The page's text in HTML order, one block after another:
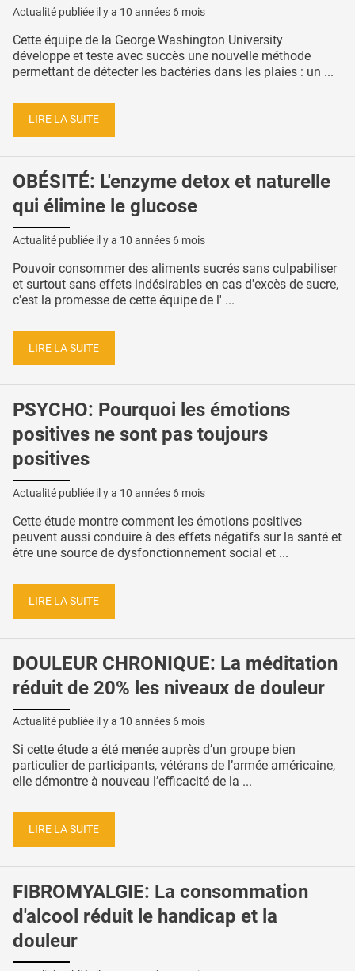
Actualité publiée il y a 10 années 6 mois
Cette équipe de la George Washington University
développe et teste avec succès une nouvelle méthode
permettant de détecter les bactéries dans les plaies : un ...
LIRE LA SUITE
OBÉSITÉ: L'enzyme detox et naturelle
qui élimine le glucose
Actualité publiée il y a 10 années 6 mois
Pouvoir consommer des aliments sucrés sans culpabiliser
et surtout sans effets indésirables en cas d'excès de sucre,
c'est la promesse de cette équipe de l' ...
LIRE LA SUITE
PSYCHO: Pourquoi les émotions
positives ne sont pas toujours
positives
Actualité publiée il y a 10 années 6 mois
Cette étude montre comment les émotions positives
peuvent aussi conduire à des effets négatifs sur la santé et
être une source de dysfonctionnement social et ...
LIRE LA SUITE
DOULEUR CHRONIQUE: La méditation
réduit de 20% les niveaux de douleur
Actualité publiée il y a 10 années 6 mois
Si cette étude a été menée auprès d’un groupe bien
particulier de participants, vétérans de l’armée américaine,
elle démontre à nouveau l’efficacité de la ...
LIRE LA SUITE
FIBROMYALGIE: La consommation
d'alcool réduit le handicap et la
douleur